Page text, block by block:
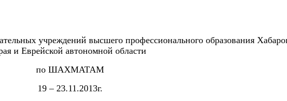
учреждений высшего профессионального образования
и Еврейской автономной области
по ШАХМАТАМ
19 – 23.11.2013г.